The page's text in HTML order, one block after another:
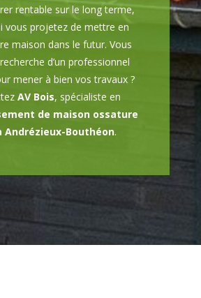
rentable sur le long terme,
vous projetez de mettre en
maison dans le futur. Vous
d’un professionnel
mener à bien vos travaux ?
AV Bois, spécialiste en
de maison ossature
Andrézieux-Bouthéon.